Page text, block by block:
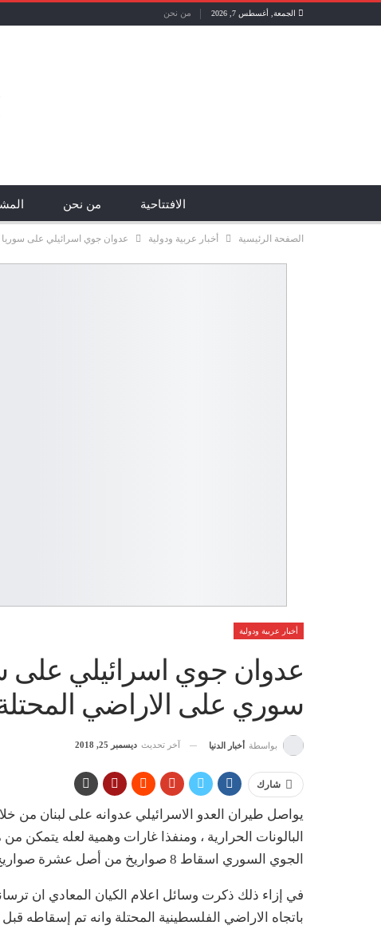
الجمعة, أغسطس 7, 2026 من نحن
الافتتاحية من نحن
الصفحة الرئيسية أخبار عربية ودولية عدوان جوي اسرائيلي على
أخبار عربية ودولية
عدوان جوي اسرائيلي على
سوري على الاراضي
بواسطة أخبار الدنيا آخر تحديث ديسمبر 25, 2018
شارك
يواصل طيران العدو الاسرائيلي عدوانه على لبنان
البالونات الحرارية ، ومنفذا غارات وهمية لعله
الجوي السوري اسقاط 8 صواريخ من أصل عشرة صواريخ جو ارض على اهداف في ريف دمشق وافشلت عدوانها.
في إزاء ذلك ذكرت وسائل اعلام الكيان المعادي ان
باتجاه الاراضي الفلسطينية المحتلة وانه تم إسقاطه